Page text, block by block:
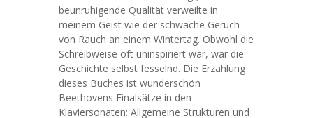
beunruhigende Qualität verweilte in
meinem Geist wie der schwache Geruch
von Rauch an einem Wintertag. Obwohl die
Schreibweise oft uninspiriert war, war die
Geschichte selbst fesselnd. Die Erzählung
dieses Buches ist wunderschön
Beethovens Finalsätze in den
Klaviersonaten: Allgemeine Strukturen und